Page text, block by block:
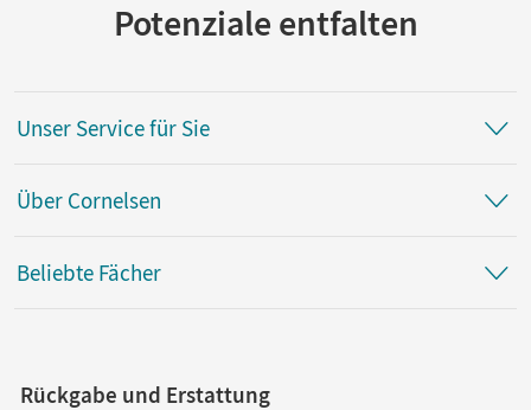
Potenziale entfalten
Unser Service für Sie
Über Cornelsen
Beliebte Fächer
Rückgabe und Erstattung